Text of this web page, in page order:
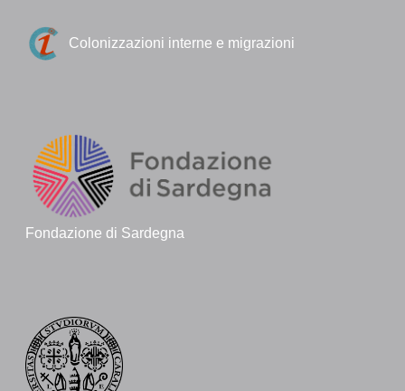
Colonizzazioni interne e migrazioni
Fondazione di Sardegna